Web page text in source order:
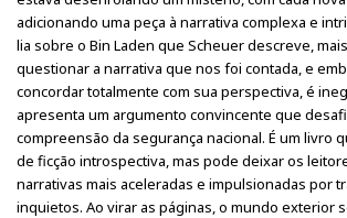
adicionando uma peça à narrativa complexa e
lia sobre o Bin Laden que Scheuer descreve,
questionar a narrativa que nos foi contada, e
concordar totalmente com sua perspectiva, é
apresenta um argumento convincente que
compreensão da segurança nacional. É um livro
de ficção introspectiva, mas pode deixar os
narrativas mais aceleradas e impulsionadas por
inquietos. Ao virar as páginas, o mundo exterior